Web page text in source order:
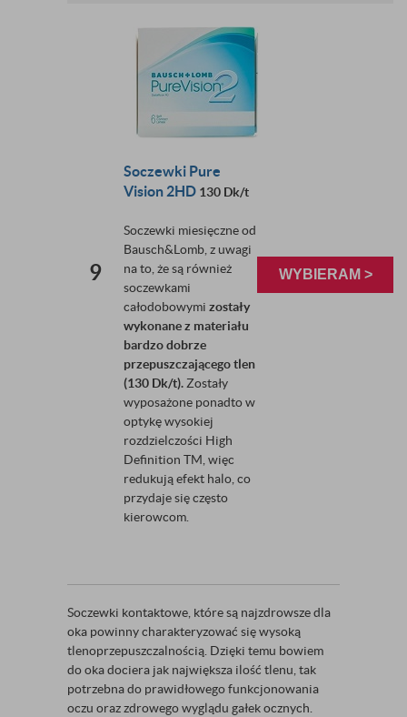
9
Soczewki Pure
Vision 2HD 130 Dk/t
Soczewki miesięczne od
Bausch&Lomb, z uwagi
na to, że są również
soczewkami
całodobowymi zostały
wykonane z materiału
bardzo dobrze
przepuszczającego tlen
(130 Dk/t). Zostały
wyposażone ponadto w
optykę wysokiej
rozdzielczości High
Definition TM, więc
redukują efekt halo, co
przydaje się często
kierowcom.
WYBIERAM >
Soczewki kontaktowe, które są najzdrowsze dla
oka powinny charakteryzować się wysoką
tlenoprzepuszczalnością. Dzięki temu bowiem
do oka dociera jak największa ilość tlenu, tak
potrzebna do prawidłowego funkcjonowania
oczu oraz zdrowego wyglądu gałek ocznych.